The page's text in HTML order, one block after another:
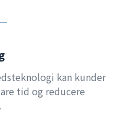
kan kunder
tid og reducere